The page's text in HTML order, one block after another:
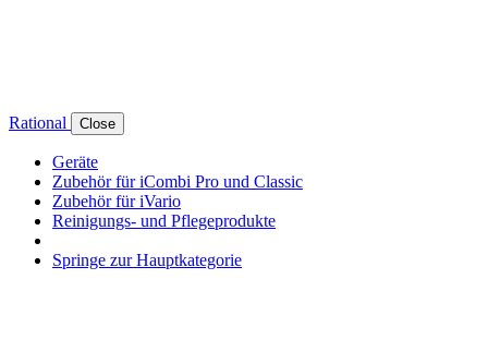
Rational Close
Geräte
Zubehör für iCombi Pro und Classic
Zubehör für iVario
Reinigungs- und Pflegeprodukte
Springe zur Hauptkategorie